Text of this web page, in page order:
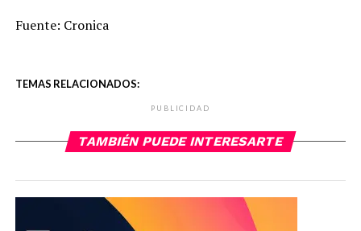
Fuente: Cronica
TEMAS RELACIONADOS:
PUBLICIDAD
TAMBIÉN PUEDE INTERESARTE